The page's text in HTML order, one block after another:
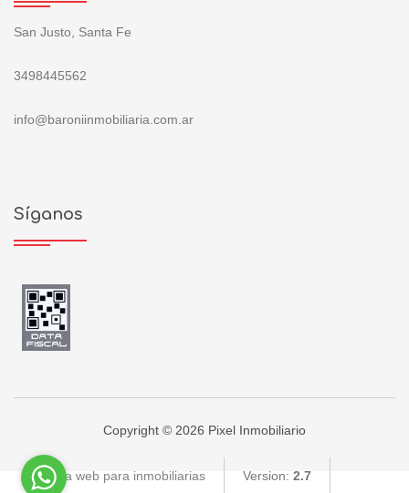
San Justo, Santa Fe
3498445562
info@baroniinmobiliaria.com.ar
Síganos
Copyright © 2026 Pixel Inmobiliario
Página web para inmobiliarias Version: 2.7